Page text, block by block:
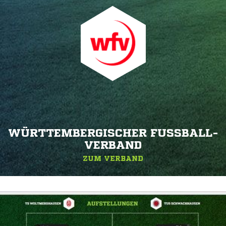
WÜRTTEMBERGISCHER FUSSBALL-V
ERBAND
ZUM VERBAND